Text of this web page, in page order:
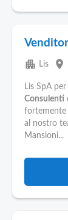
apartment Lis place
Lis SpA
Consulenti
fortemente
al nostro
Mansioni...